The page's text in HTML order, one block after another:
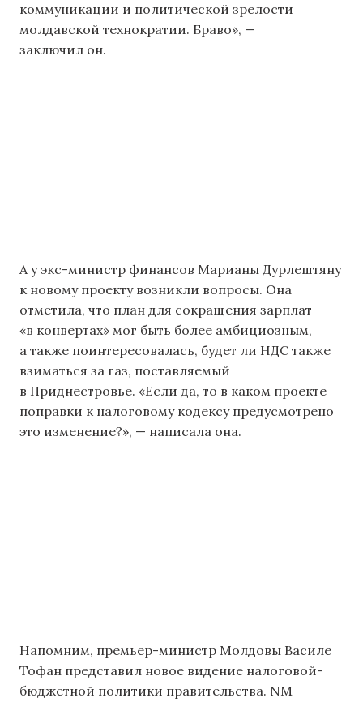
коммуникации и политической зрелости
молдавской технократии. Браво», —
заключил он.
А у экс-министр финансов Марианы Дурлештяну
к новому проекту возникли вопросы. Она
отметила, что план для сокращения зарплат
«в конвертах» мог быть более амбициозным,
а также поинтересовалась, будет ли НДС также
взиматься за газ, поставляемый
в Приднестровье. «Если да, то в каком проекте
поправки к налоговому кодексу предусмотрено
это изменение?», — написала она.
Напомним, премьер-министр Молдовы Василе
Тофан представил новое видение налоговой-
бюджетной политики правительства. NM